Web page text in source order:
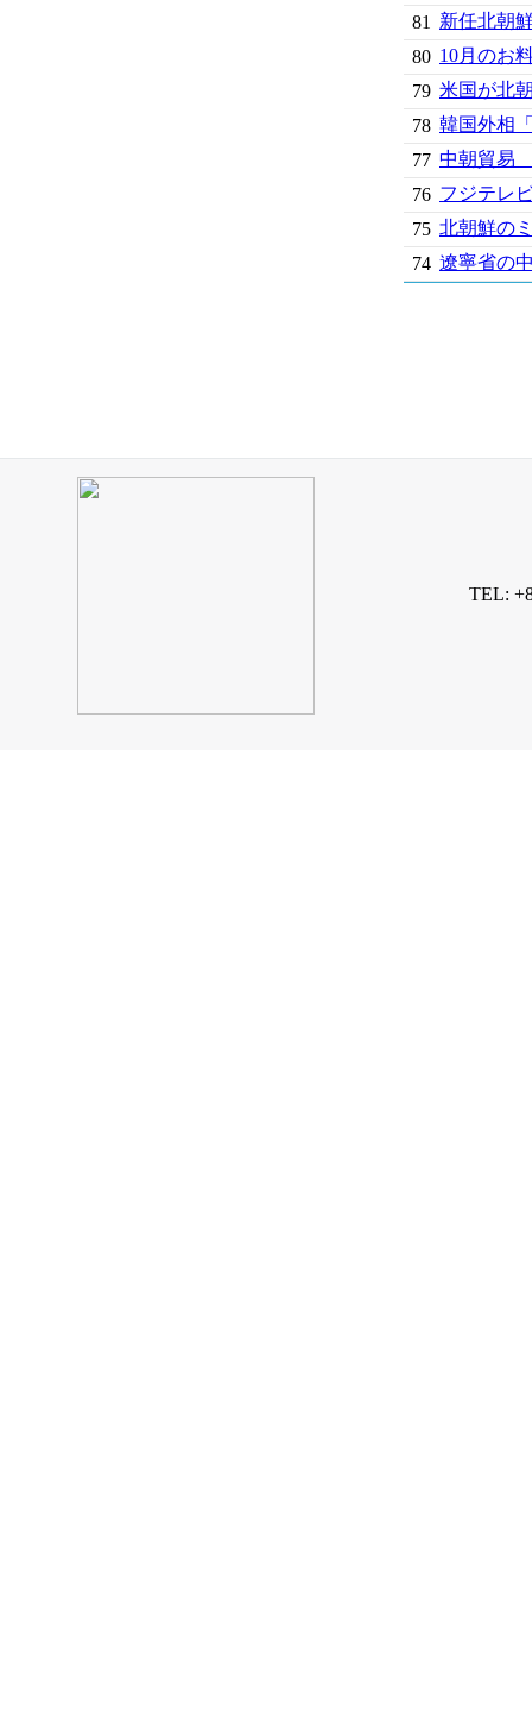
81 新任北朝
80 10月のお
79 米国が北
78 韓国外相
77 中朝貿易
76 フジテレ
75 北朝鮮の
74 遼寧省の
TEL: